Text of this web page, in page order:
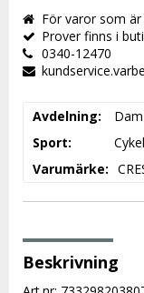
För varor som
Prover finns i
0340-12470
Avdelning
Sport
Cykel
Varumärke
Beskrivning